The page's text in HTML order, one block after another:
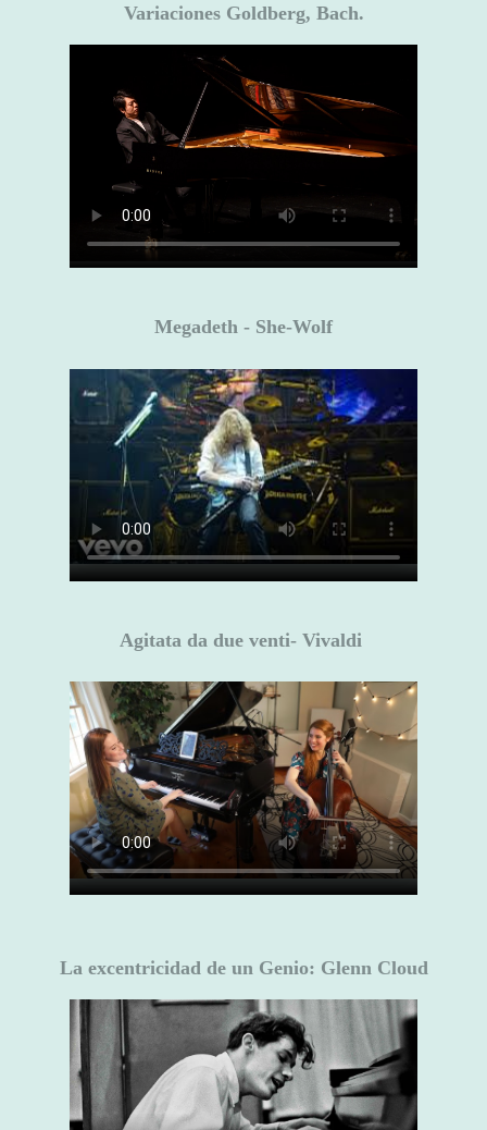
Variaciones Goldberg, Bach.
Megadeth - She-Wolf
Agitata da due venti- Vivaldi
La excentricidad de un Genio: Glenn Cloud